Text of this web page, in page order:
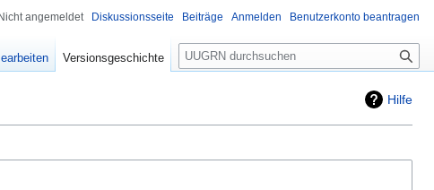
Hilfe
Nicht angemeldet Diskussionsseite Beiträge Anmelden Benutzerkonto beantragen
Versionsgeschichte
Suche